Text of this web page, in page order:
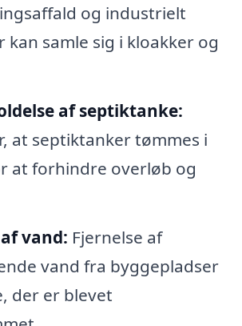
og industrielt
kan samle sig i kloakker og
af septiktanke:
at septiktanker tømmes i
at forhindre overløb og
vand: Fjernelse af
vand fra byggepladser
der er blevet